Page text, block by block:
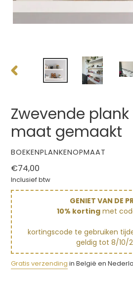
Zwevende
maat gemaakt
VERKOPER
BOEKENPLANKENOPMAAT
Normale
prijs
€74,00
Inclusief btw
GENIET VAN DE
10% korting met
kortingscode te gebruiken
geldig tot 8/10/
Gratis verzending in België en